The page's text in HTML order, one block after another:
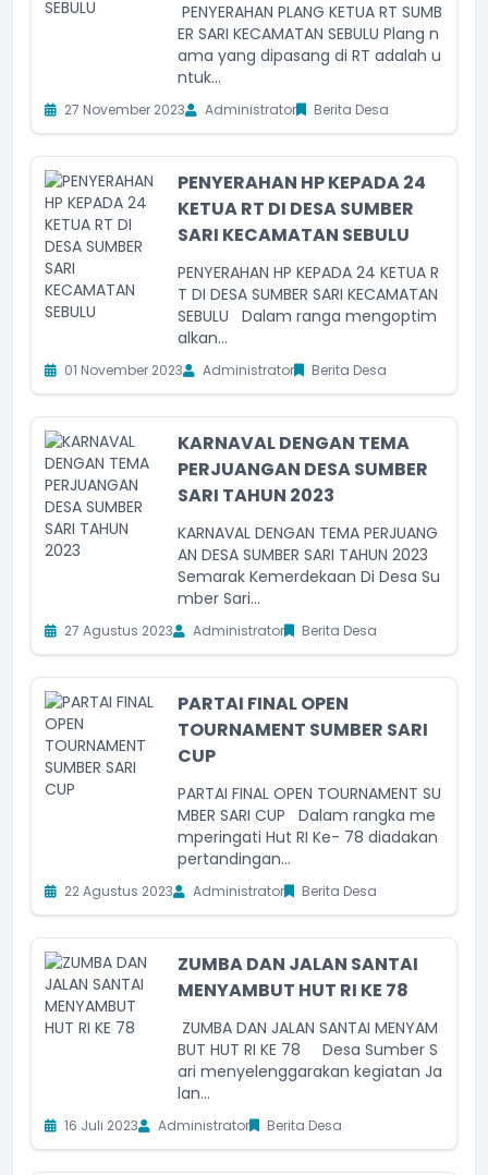
PENYERAHAN PLANG KETUA RT SUMB
ER SARI KECAMATAN SEBULU Plang n
ama yang dipasang di RT adalah u
ntuk...
27 November 2023 Administrator Berita Desa
PENYERAHAN HP KEPADA 24
KETUA RT DI DESA SUMBER
SARI KECAMATAN SEBULU
PENYERAHAN HP KEPADA 24 KETUA R
T DI DESA SUMBER SARI KECAMATAN
SEBULU Dalam ranga mengoptim
alkan...
01 November 2023 Administrator Berita Desa
KARNAVAL DENGAN TEMA
PERJUANGAN DESA SUMBER
SARI TAHUN 2023
KARNAVAL DENGAN TEMA PERJUANG
AN DESA SUMBER SARI TAHUN 2023
Semarak Kemerdekaan Di Desa Su
mber Sari...
27 Agustus 2023 Administrator Berita Desa
PARTAI FINAL OPEN
TOURNAMENT SUMBER SARI
CUP
PARTAI FINAL OPEN TOURNAMENT SU
MBER SARI CUP Dalam rangka me
mperingati Hut RI Ke- 78 diadakan
pertandingan...
22 Agustus 2023 Administrator Berita Desa
ZUMBA DAN JALAN SANTAI
MENYAMBUT HUT RI KE 78
ZUMBA DAN JALAN SANTAI MENYAM
BUT HUT RI KE 78 Desa Sumber S
ari menyelenggarakan kegiatan Ja
lan...
16 Juli 2023 Administrator Berita Desa